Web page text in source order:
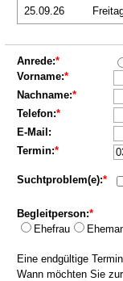
25.09.26
Anrede:*
Vorname:*
Nachname:*
Telefon:*
E-Mail:
Termin:*
Suchtproblem(e):*
Begleitperson:*
Ehefrau
Eine endgültige
Wann möchten Sie